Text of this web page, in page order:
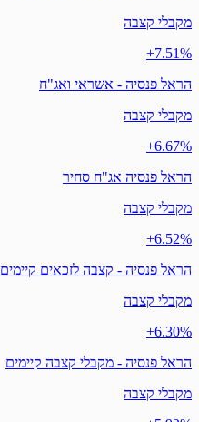
מקבלי קצבה
‎+7.51%
הראל פנסיה - אשראי ואג"ח
מקבלי קצבה
‎+6.67%
הראל פנסיה אג"ח סחיר
מקבלי קצבה
‎+6.52%
הראל פנסיה - קצבה לזכאים קיימים
מקבלי קצבה
‎+6.30%
הראל פנסיה - מקבלי קצבה קיימים
מקבלי קצבה